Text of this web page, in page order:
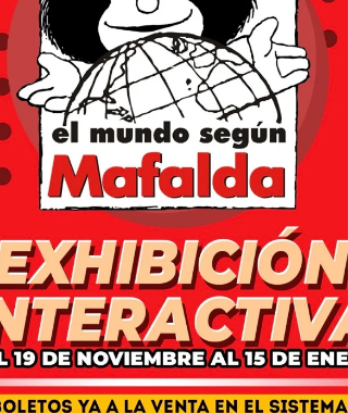
ANUNCIATE CON NOSOTROS
PARA MÁS INFORMACIÓN:
dinamicaseltrendytop@gmail.com